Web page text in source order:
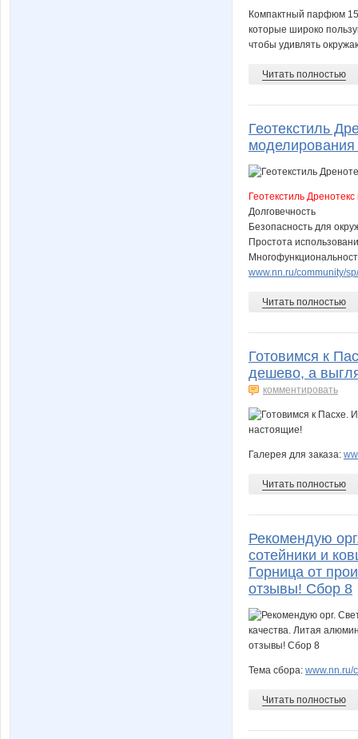
Компактный парфюм
которые широко
чтобы удивлять
Читать полностью
Геотекстиль
Геотекстиль
Долговечность
Безопасность для
Простота
www.nn.ru/community/
Читать полностью
Готовимся к
дешево, а
комментировать
Галерея для заказа:
Читать полностью
Рекомендую
сотейники и
Горница от
отзывы! Сбор 8
Тема сбора: www.nn.ru/
Читать полностью